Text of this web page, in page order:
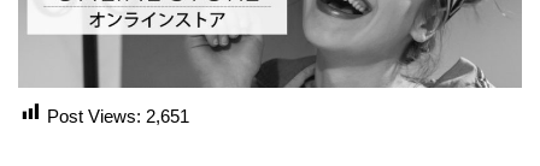
Post Views: 2,651